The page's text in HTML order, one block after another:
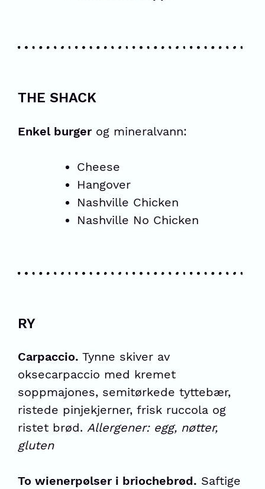
THE SHACK
Enkel burgerog mineralvann:
Cheese
Hangover
Nashville Chicken
Nashville No Chicken
RY
Carpaccio. Tynne skiver av
oksecarpaccio med kremet
soppmajones, semitørkede tyttebær,
ristede pinjekjerner, frisk ruccola og
ristet brød. Allergener: egg, nøtter,
gluten
To wienerpølser i briochebrød. Saftige